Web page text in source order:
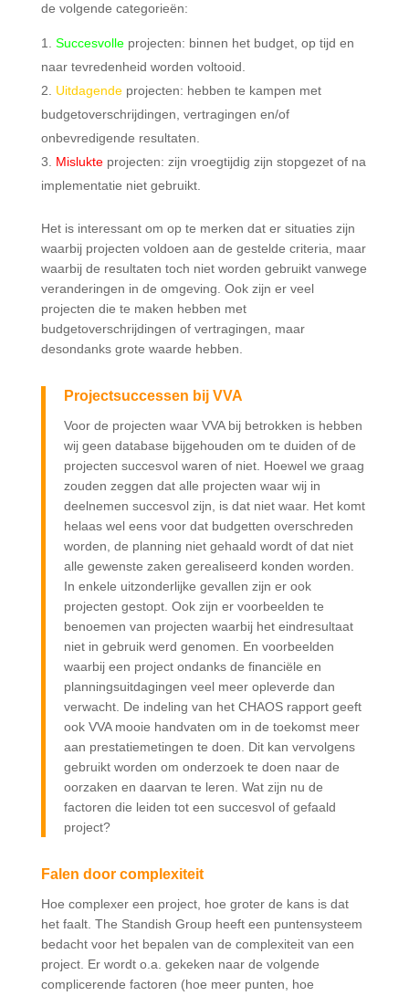
de volgende categorieën:
Succesvolleprojecten: binnen het budget, op tijd en
naar tevredenheid worden voltooid.
Uitdagendeprojecten: hebben te kampen met
budgetoverschrijdingen, vertragingen en/of
onbevredigende resultaten.
Mislukteprojecten: zijn vroegtijdig zijn stopgezet of na
implementatie niet gebruikt.
Het is interessant om op te merken dat er situaties zijn
waarbij projecten voldoen aan de gestelde criteria, maar
waarbij de resultaten toch niet worden gebruikt vanwege
veranderingen in de omgeving. Ook zijn er veel
projecten die te maken hebben met
budgetoverschrijdingen of vertragingen, maar
desondanks grote waarde hebben.
Projectsuccessen bij VVA
Voor de projecten waar VVA bij betrokken is hebben
wij geen database bijgehouden om te duiden of de
projecten succesvol waren of niet. Hoewel we graag
zouden zeggen dat alle projecten waar wij in
deelnemen succesvol zijn, is dat niet waar. Het komt
helaas wel eens voor dat budgetten overschreden
worden, de planning niet gehaald wordt of dat niet
alle gewenste zaken gerealiseerd konden worden.
In enkele uitzonderlijke gevallen zijn er ook
projecten gestopt. Ook zijn er voorbeelden te
benoemen van projecten waarbij het eindresultaat
niet in gebruik werd genomen. En voorbeelden
waarbij een project ondanks de financiële en
planningsuitdagingen veel meer opleverde dan
verwacht. De indeling van het CHAOS rapport geeft
ook VVA mooie handvaten om in de toekomst meer
aan prestatiemetingen te doen. Dit kan vervolgens
gebruikt worden om onderzoek te doen naar de
oorzaken en daarvan te leren. Wat zijn nu de
factoren die leiden tot een succesvol of gefaald
project?
Falen door complexiteit
Hoe complexer een project, hoe groter de kans is dat
het faalt. The Standish Group heeft een puntensysteem
bedacht voor het bepalen van de complexiteit van een
project. Er wordt o.a. gekeken naar de volgende
complicerende factoren (hoe meer punten, hoe